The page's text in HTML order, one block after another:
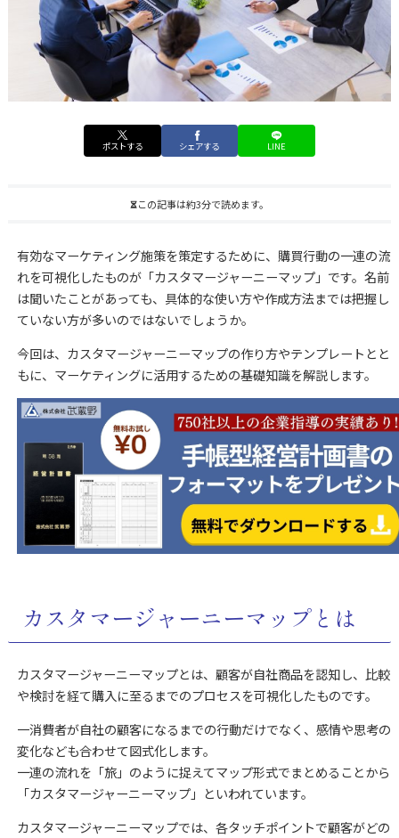
ポストする シェアする LINE
この記事は約3分で読めます。
有効なマーケティング施策を策定するために、購買行動の一連の流
れを可視化したものが「カスタマージャーニーマップ」です。名前
は聞いたことがあっても、具体的な使い方や作成方法までは把握し
ていない方が多いのではないでしょうか。
今回は、カスタマージャーニーマップの作り方やテンプレートとと
もに、マーケティングに活用するための基礎知識を解説します。
カスタマージャーニーマップとは
カスタマージャーニーマップとは、顧客が自社商品を認知し、比較
や検討を経て購入に至るまでのプロセスを可視化したものです。
一消費者が自社の顧客になるまでの行動だけでなく、感情や思考の
変化なども合わせて図式化します。
一連の流れを「旅」のように捉えてマップ形式でまとめることから
「カスタマージャーニーマップ」といわれています。
カスタマージャーニーマップでは、各タッチポイントで顧客がどの